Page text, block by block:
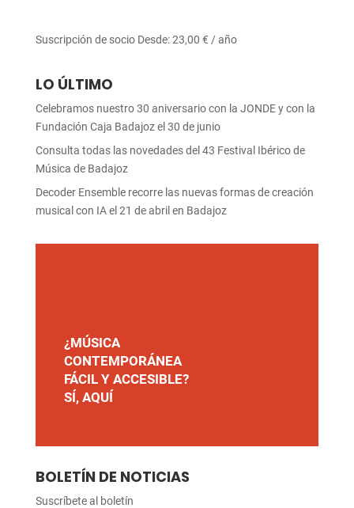
Suscripción de socio Desde:23,00 € / año
LO ÚLTIMO
Celebramos nuestro 30 aniversario con la JONDE y con la
Fundación Caja Badajoz el 30 de junio
Consulta todas las novedades del 43 Festival Ibérico de
Música de Badajoz
Decoder Ensemble recorre las nuevas formas de creación
musical con IA el 21 de abril en Badajoz
¿MÚSICA
CONTEMPORÁNEA
FÁCIL Y ACCESIBLE?
SÍ, AQUÍ
BOLETÍN DE NOTICIAS
Suscríbete al boletín